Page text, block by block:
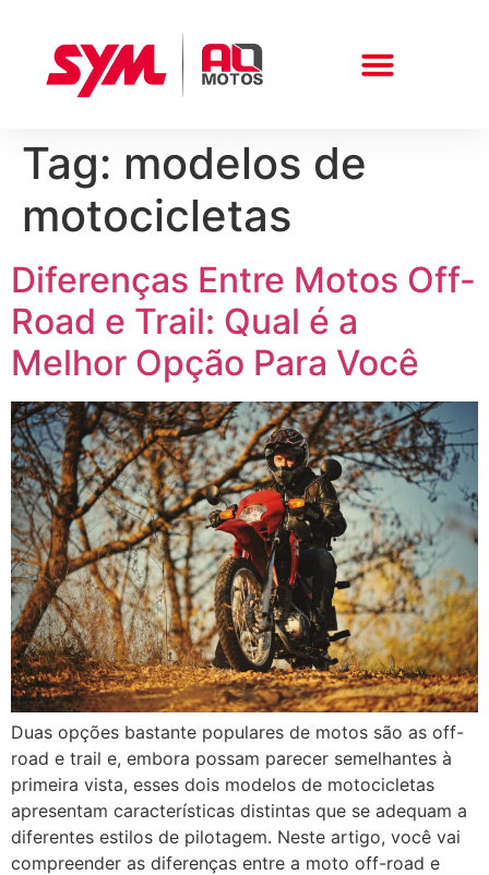
Tag: modelos de
motocicletas
Diferenças Entre Motos Off-
Road e Trail: Qual é a
Melhor Opção Para Você
Duas opções bastante populares de motos são as off-
road e trail e, embora possam parecer semelhantes à
primeira vista, esses dois modelos de motocicletas
apresentam características distintas que se adequam a
diferentes estilos de pilotagem. Neste artigo, você vai
compreender as diferenças entre a moto off-road e